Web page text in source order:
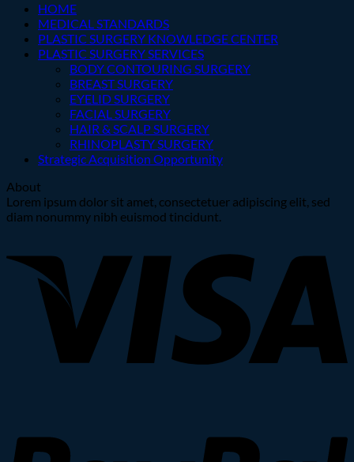
HOME
MEDICAL STANDARDS
PLASTIC SURGERY KNOWLEDGE CENTER
PLASTIC SURGERY SERVICES
BODY CONTOURING SURGERY
BREAST SURGERY
EYELID SURGERY
FACIAL SURGERY
HAIR & SCALP SURGERY
RHINOPLASTY SURGERY
Strategic Acquisition Opportunity
About
Lorem ipsum dolor sit amet, consectetuer adipiscing elit, sed
diam nonummy nibh euismod tincidunt.